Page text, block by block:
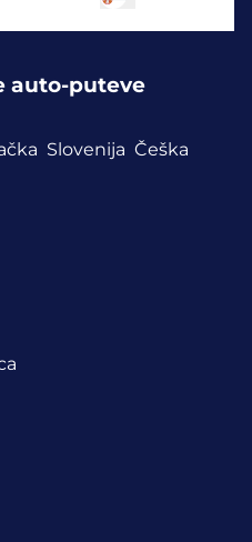
auto-puteve
Slovenija Češka